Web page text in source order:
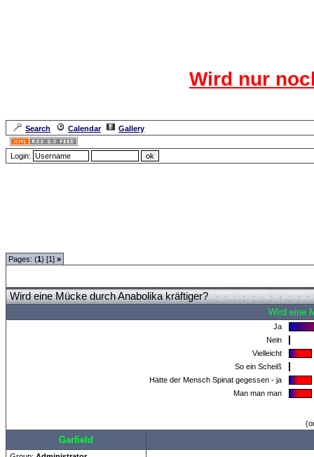
Wird nur
Search Calendar
Gallery
Login:
Pages: (1) [1] »
Wird eine Mücke durch Anabolika kräftiger?
Wird eine
Ja
Nein
Vielleicht
So ein Scheiß
Hätte der Mensch Spinat gegessen - ja
Man man man
Garfield